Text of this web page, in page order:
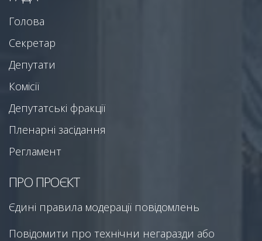
Голова
Секретар
Депутати
Комісії
Депутатські фракції
Пленарні засідання
Регламент
ПРО ПРОЄКТ
Єдині правила модерації повідомлень
Повідомити про технічни негаразди або